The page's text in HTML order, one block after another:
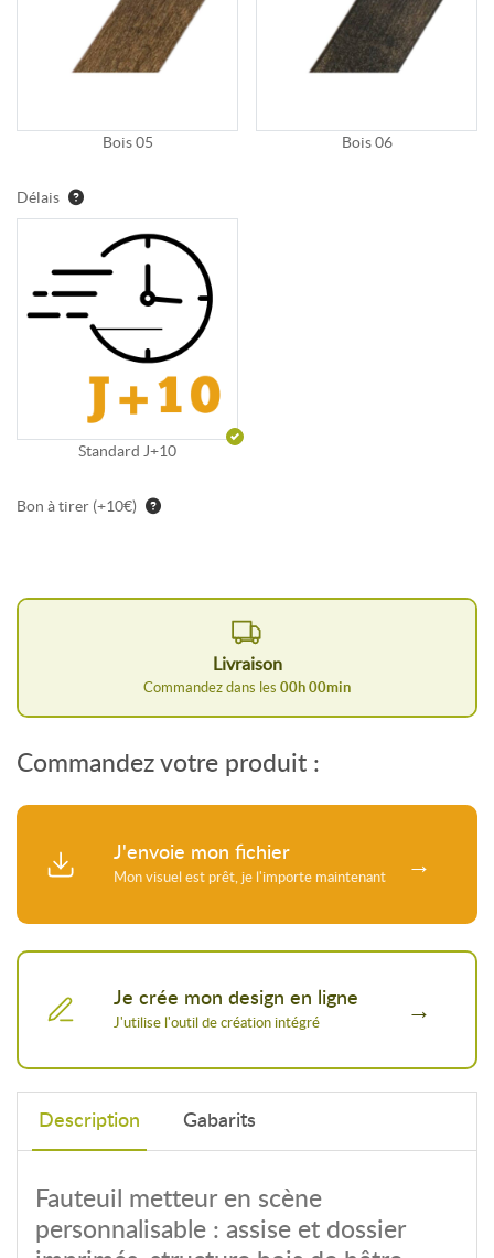
Bois 05 Bois 06
Délais
Standard J+10
Bon à tirer (+10€)
Livraison
Commandez dans les 00h 00min
Commandez votre produit :
J'envoie mon fichier
Je crée mon design en ligne
Description Gabarits
Fauteuil metteur en scène
personnalisable : assise et dossier